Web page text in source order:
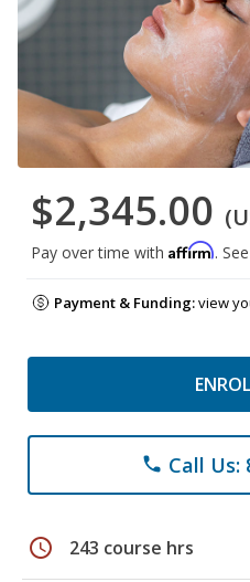
$2,345.00
Pay over time with Affirm.
Payment & Funding:view
phone Call Us:
schedule 243 course hrs